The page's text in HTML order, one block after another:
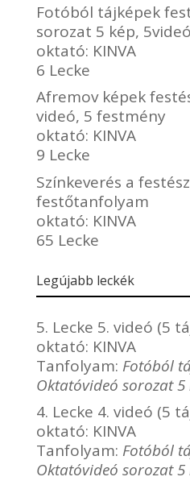
Fotóból tájképek
sorozat 5 kép, 5videó
oktató: KINVA
6 Lecke
Afremov képek
videó, 5 festmény
oktató: KINVA
9 Lecke
Színkeverés a
festőtanfolyam
oktató: KINVA
65 Lecke
Legújabb leckék
5. Lecke 5. videó (5
oktató: KINVA
Tanfolyam: Fotóból
Oktatóvideó sorozat 5
4. Lecke 4. videó (5
oktató: KINVA
Tanfolyam: Fotóból
Oktatóvideó sorozat 5